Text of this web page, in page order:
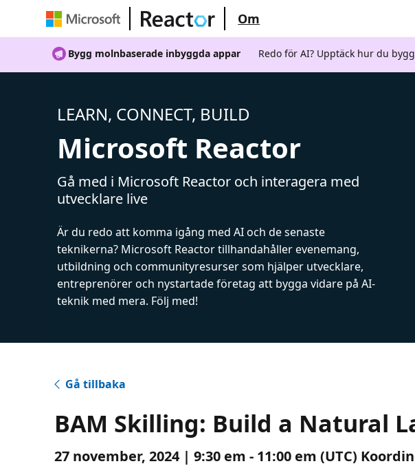
Om
Bygg molnbaserade inbyggda appar Redo för AI? Upptäck hur du
LEARN, CONNECT, BUILD
Microsoft Reactor
Gå med i Microsoft Reactor och interagera med
utvecklare live
Är du redo att komma igång med AI och de senaste
teknikerna? Microsoft Reactor tillhandahåller evenemang,
utbildning och communityresurser som hjälper utvecklare,
entreprenörer och nystartade företag att bygga vidare på AI-
teknik med mera. Följ med!
Gå tillbaka
BAM Skilling: Build a Natural
27 november, 2024 | 9:30 em - 11:00 em (UTC)